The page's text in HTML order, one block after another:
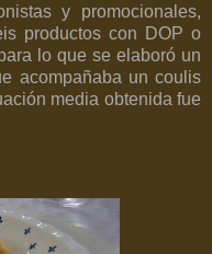
y promocionales,
productos con DOP o
lo que se elaboró un
acompañaba un coulis
media obtenida fue